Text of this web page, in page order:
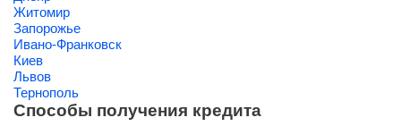
Житомир
Запорожье
Ивано-Франковск
Киев
Львов
Тернополь
Способы получения кредита